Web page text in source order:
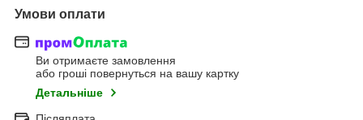
Умови оплати
Ви отримаєте замовлення
або гроші повернуться на вашу картку
Детальніше